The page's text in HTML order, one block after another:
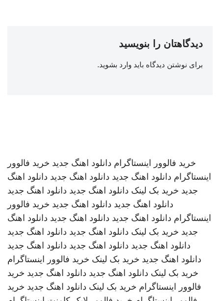
دیدگاهتان را بنویسید
برای نوشتن دیدگاه باید وارد بشوید.
خرید فالوور اینستاگرام دانلود اهنگ جدید خرید فالوور
اینستاگرام دانلود اهنگ جدید دانلود اهنگ جدید دانلود اهنگ
جدید خرید بک لینک دانلود اهنگ جدید دانلود اهنگ جدید
دانلود اهنگ جدید دانلود اهنگ جدید خرید فالوور
اینستاگرام دانلود اهنگ جدید دانلود اهنگ جدید دانلود اهنگ
جدید خرید بک لینک دانلود اهنگ جدید دانلود اهنگ جدید
دانلود اهنگ جدید دانلود اهنگ جدید دانلود اهنگ جدید
دانلود اهنگ جدید خرید بک لینک خرید فالوور اینستاگرام
خرید بک لینک دانلود اهنگ جدید دانلود اهنگ جدید خرید
فالوور اینستاگرام خرید بک لینک دانلود اهنگ جدید خرید